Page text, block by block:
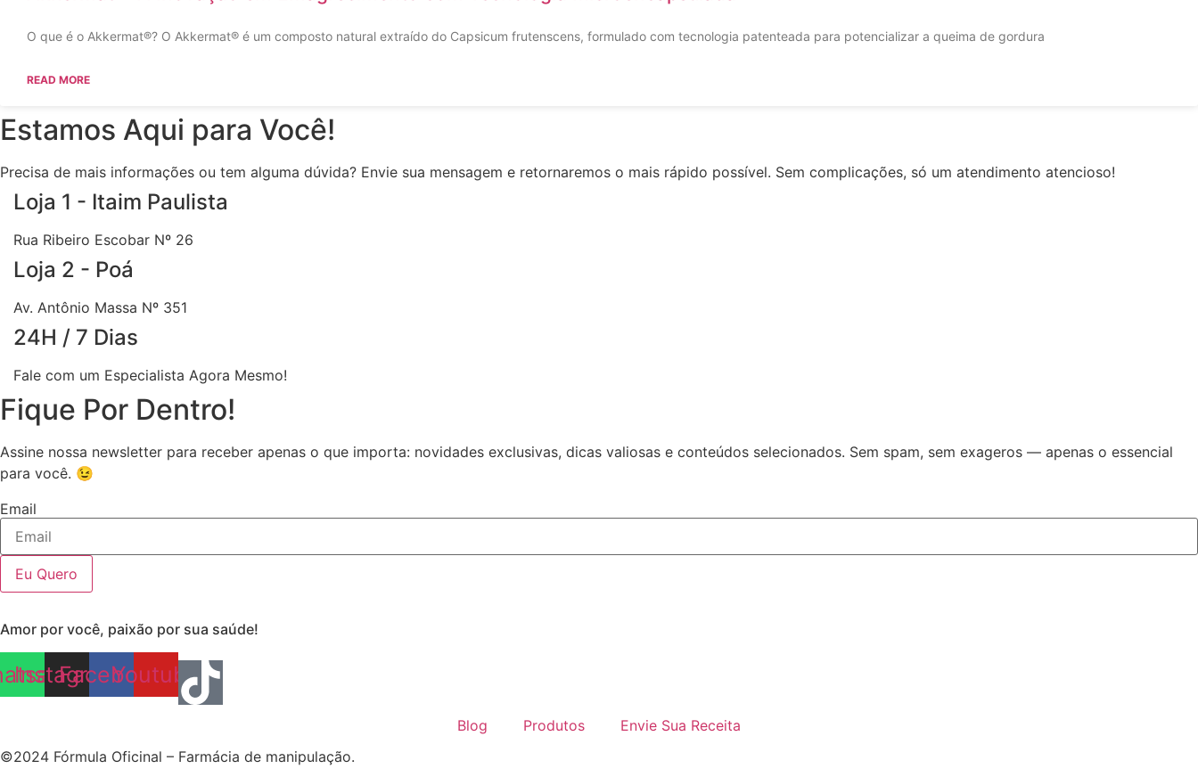
O que é o Akkermat®? O Akkermat® é um composto natural extraído do Capsicum frutenscens, formulado com tecnologia patenteada para potencializar a queima de gordura
READ MORE
Estamos Aqui para Você!
Precisa de mais informações ou tem alguma dúvida? Envie sua mensagem e retornaremos o mais rápido possível. Sem complicações, só um atendimento atencioso!
Loja 1 - Itaim Paulista
Rua Ribeiro Escobar Nº 26
Loja 2 - Poá
Av. Antônio Massa Nº 351
24H / 7 Dias
Fale com um Especialista Agora Mesmo!
Fique Por Dentro!
Assine nossa newsletter para receber apenas o que importa: novidades exclusivas, dicas valiosas e conteúdos selecionados. Sem spam, sem exageros — apenas o essencial
para você. 😉
Email
Eu Quero
Amor por você, paixão por sua saúde!
Instagram
Facebook
Youtube
Blog Produtos
Envie Sua Receita
©2024 Fórmula Oficinal – Farmácia de manipulação.